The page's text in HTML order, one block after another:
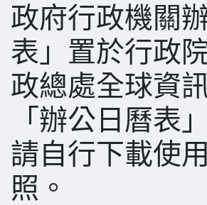
政府行政機關
表」置於行政
政總處全球資
「辦公日曆表
請自行下載使
照。